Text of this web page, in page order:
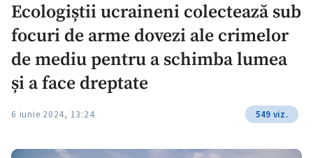
Special
Ecologiștii ucraineni colectează sub
focuri de arme dovezi ale crimelor
de mediu pentru a schimba lumea
și a face dreptate
6 iunie 2024, 13:24 549 viz.